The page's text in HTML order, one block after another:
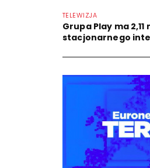
TELEWIZJA
Grupa Play ma
stacjonarnego